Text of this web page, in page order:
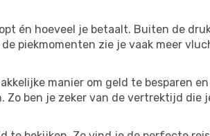
én hoeveel je betaalt. Buiten de
piekmomenten zie je vaak meer
manier om geld te besparen
ben je zeker van de vertrektijd die